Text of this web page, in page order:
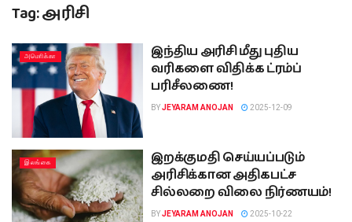
Tag:அரிசி
அமொிக்கா
இந்திய அரிசி மீது புதிய
வரிகளை விதிக்க ட்ரம்ப்
பரிசீலணை!
BYJEYARAM ANOJAN 2025-12-09
இலங்கை
இறக்குமதி செய்யப்படும்
அரிசிக்கான அதிகபட்ச
சில்லறை விலை நிர்ணயம்!
BYJEYARAM ANOJAN 2025-10-22